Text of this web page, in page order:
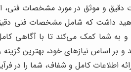
دقیق و موثق در مورد مشخصات فنی،
داشت که شامل مشخصات فنی
و به شما کمک می‌کند تا با آگاهی
اساس نیازهای خود، بهترین
اطلاعات کامل و شفاف، شما را در